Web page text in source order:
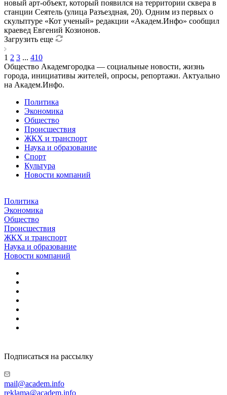
новый арт-объект, который появился на территории сквера в
станции Сеятель (улица Разъездная, 20). Одним из первых о
скульптуре «Кот ученый» редакции «Академ.Инфо» сообщил
краевед Евгений Козионов.
Загрузить еще
1 2 3 ... 410
Общество Академгородка — социальные новости, жизнь
города, инициативы жителей, опросы, репортажи. Актуально
на Академ.Инфо.
Политика
Экономика
Общество
Происшествия
ЖКХ и транспорт
Наука и образование
Спорт
Культура
Новости компаний
Политика
Экономика
Общество
Происшествия
ЖКХ и транспорт
Наука и образование
Новости компаний
Подписаться на рассылку
mail@academ.info
reklama@academ.info